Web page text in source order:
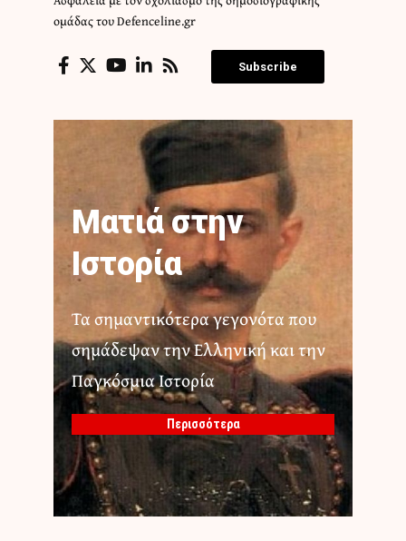
ομάδας του Defenceline.gr
Subscribe
Ματιά στην
Ιστορία
Τα σημαντικότερα γεγονότα που
σημάδεψαν την Ελληνική και την
Παγκόσμια Ιστορία
Περισσότερα